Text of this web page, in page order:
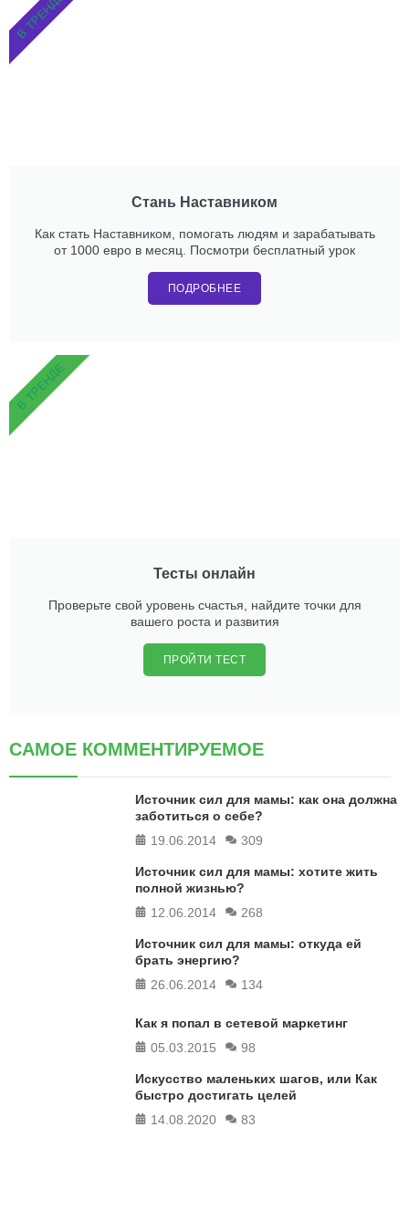
Стань Наставником
Как стать Наставником, помогать людям и зарабатывать
от 1000 евро в месяц. Посмотри бесплатный урок
ПОДРОБНЕЕ
В ТРЕНДЕ
Тесты онлайн
Проверьте свой уровень счастья, найдите точки для
вашего роста и развития
ПРОЙТИ ТЕСТ
В ТРЕНДЕ
САМОЕ КОММЕНТИРУЕМОЕ
Источник сил для мамы: как она должна
заботиться о себе?
19.06.2014
309
Источник сил для мамы: хотите жить
полной жизнью?
12.06.2014
268
Источник сил для мамы: откуда ей
брать энергию?
26.06.2014
134
Как я попал в сетевой маркетинг
05.03.2015
98
Искусство маленьких шагов, или Как
быстро достигать целей
14.08.2020
83